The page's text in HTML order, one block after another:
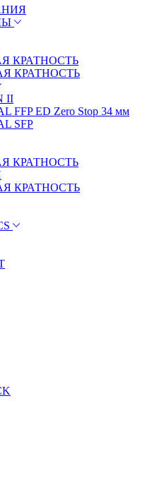
КРАТНОСТЬ
КРАТНОСТЬ
II
FFP ED Zero Stop 34 мм
SFP
КРАТНОСТЬ
КРАТНОСТЬ